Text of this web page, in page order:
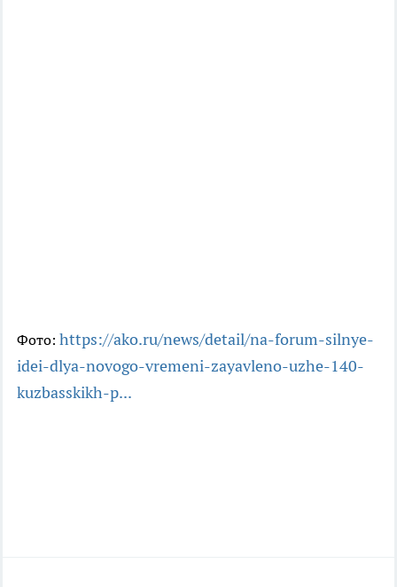
Фото: https://ako.ru/news/detail/na-forum-silnye-
idei-dlya-novogo-vremeni-zayavleno-uzhe-140-
kuzbasskikh-p...